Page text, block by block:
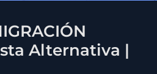
Alternativa |